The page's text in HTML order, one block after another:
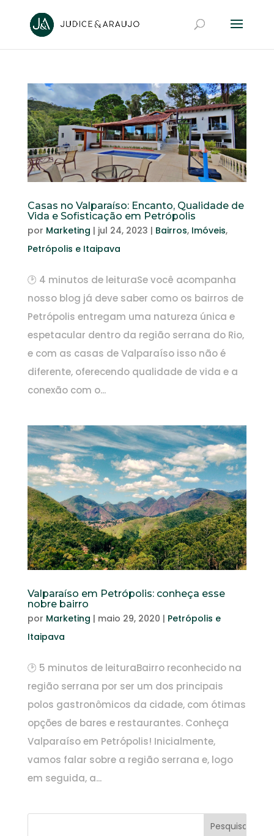
Casas no Valparaíso: Encanto, Qualidade de
Vida e Sofisticação em Petrópolis
por Marketing | jul 24, 2023 | Bairros, Imóveis,
Petrópolis e Itaipava
🕑 4 minutos de leituraSe você acompanha
nosso blog já deve saber como os bairros de
Petrópolis entregam uma natureza única e
espetacular dentro da região serrana do Rio,
e com as casas de Valparaíso isso não é
diferente, oferecendo qualidade de vida e a
conexão com o...
Valparaíso em Petrópolis: conheça esse
nobre bairro
por Marketing | maio 29, 2020 | Petrópolis e
Itaipava
🕑 5 minutos de leituraBairro reconhecido na
região serrana por ser um dos principais
polos gastronômicos da cidade, com ótimas
opções de bares e restaurantes. Conheça
Valparaíso em Petrópolis! Inicialmente,
vamos falar sobre a região serrana e, logo
em seguida, a...